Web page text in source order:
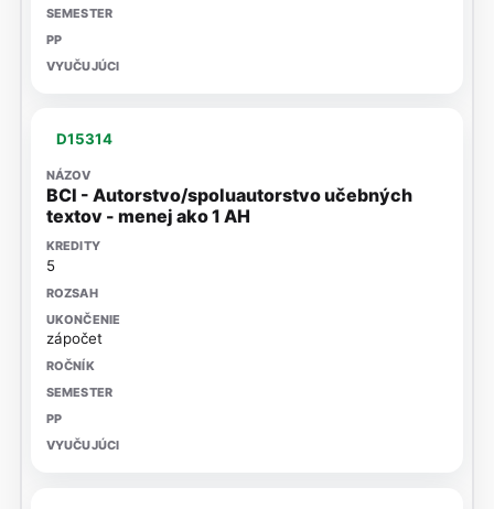
D15314
BCI - Autorstvo/spoluautorstvo učebných
textov - menej ako 1 AH
5
zápočet